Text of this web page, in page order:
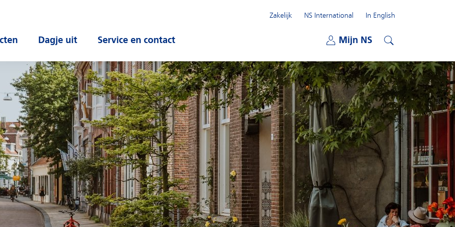
Dagje uit
Service en contact
Mijn NS
Zakelijk
NS International
In English